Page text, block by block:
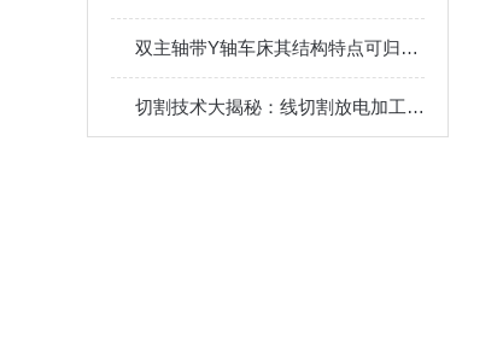
双主轴带Y轴车床其结构特点可归纳为以下核心模块
切割技术大揭秘：线切割放电加工机操作全攻略！